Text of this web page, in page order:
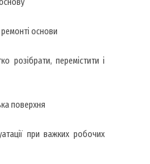
основи
розібрати, перемістити і
поверхня
при важких робочих